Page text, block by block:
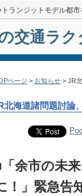
ランジットモデル都市
交通ラ
ページ > お知らせ > JR
北海道諸問題討論
余市の未
！」 緊急告